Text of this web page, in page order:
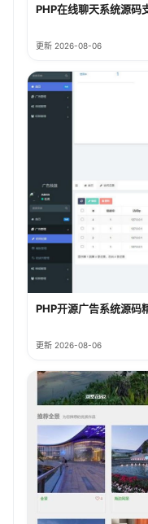
PHP在线聊天系统源码
更新 2026-08-06
PHP开源广告系统源码
更新 2026-08-06